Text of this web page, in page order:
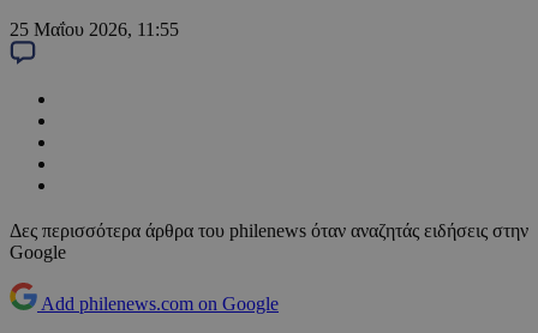
25 Μαΐου 2026, 11:55
Δες περισσότερα άρθρα του philenews όταν αναζητάς ειδήσεις στην
Google
Add philenews.com on Google